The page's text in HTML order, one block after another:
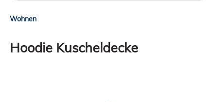
Wohnen
Hoodie Kuscheldecke